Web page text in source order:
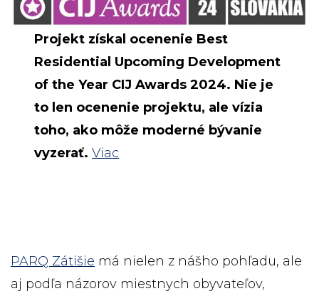
Projekt získal ocenenie Best
Residential Upcoming Development
of the Year CIJ Awards 2024. Nie je
to len ocenenie projektu, ale vízia
toho, ako môže moderné bývanie
vyzerať. Viac
PARQ Zátišie má nielen z nášho pohľadu, ale
aj podľa názorov miestnych obyvateľov,